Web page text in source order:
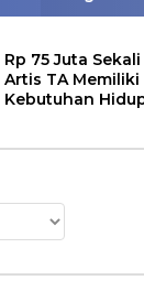
Rp 75 Juta
Artis TA Memiliki
Kebutuhan